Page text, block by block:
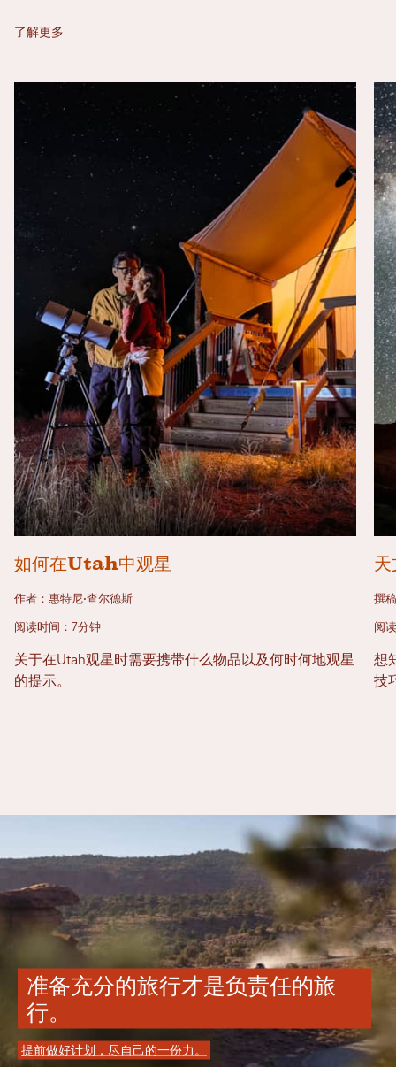
了解更多
如何在Utah中观星
作者：惠特尼·查尔德斯
阅读时间：7分钟
关于在Utah观星时需要携带什么物品以及何时何地观星
的提示。
撰
阅
想
技
准备充分的旅行才是负责任的旅
行。
提前做好计划，尽自己的一份力。